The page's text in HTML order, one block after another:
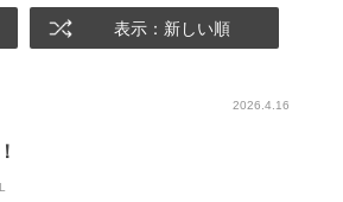
表示：新しい順
2026.4.16